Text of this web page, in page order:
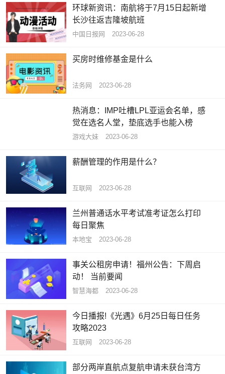
环球新资讯：南航将于7月15日起新增
长沙往返吉隆坡航班
中国日报网 2023-06-28
买房时维修基金是什么
法务网 2023-06-28
热消息：IMP吐槽LPL亚运会名单，感
觉在选名人堂，垫底选手也能入榜
游戏大妹 2023-06-28
薪酬管理的作用是什么？
互联网 2023-06-28
兰州普通话水平考试准考证怎么打印
每日聚焦
本地宝 2023-06-28
事关公租房申请！福州公告：下周启
动！ 当前要闻
智慧海都 2023-06-28
今日播报!《光遇》6月25日每日任务
攻略2023
互联网 2023-06-28
部分两岸直航点复航申请未获台湾方